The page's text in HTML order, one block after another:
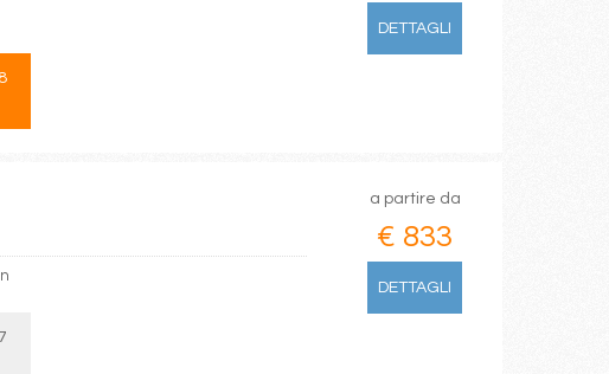
DETTAGLI
a partire da
€ 833
DETTAGLI